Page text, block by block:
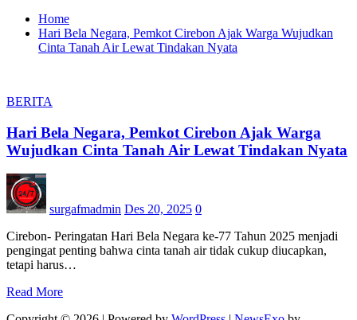
Home
Hari Bela Negara, Pemkot Cirebon Ajak Warga Wujudkan
Cinta Tanah Air Lewat Tindakan Nyata
BERITA
Hari Bela Negara, Pemkot Cirebon Ajak Warga
Wujudkan Cinta Tanah Air Lewat Tindakan Nyata
surgafmadmin Des 20, 2025 0
Cirebon- Peringatan Hari Bela Negara ke-77 Tahun 2025 menjadi
pengingat penting bahwa cinta tanah air tidak cukup diucapkan,
tetapi harus…
Read More